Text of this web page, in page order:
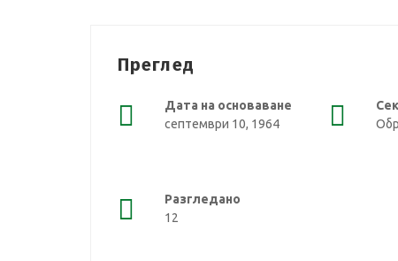
Преглед
Дата на основаване
септември 10, 1964
Разгледано
12